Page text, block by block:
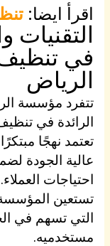
اقرأ ايضا:
التقنيات
في
الرياض
تتفرد مؤسسة
الرائدة في
تعتمد نهجًا
عالية الجودة
احتياجات
تستعين
التي تسهم في
مستخدميه.